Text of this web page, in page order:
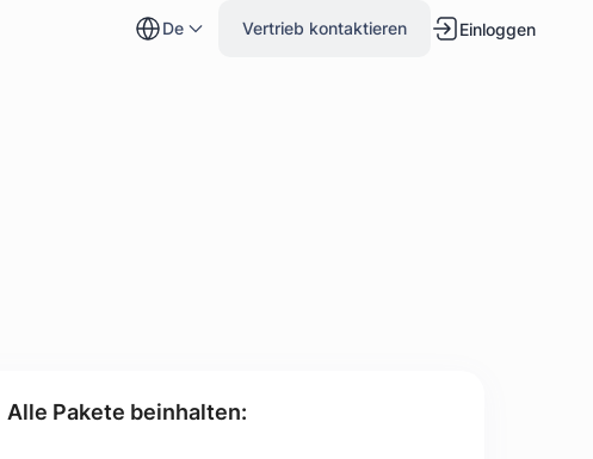
de Vertrieb kontaktieren Einloggen
Alle Pakete beinhalten: